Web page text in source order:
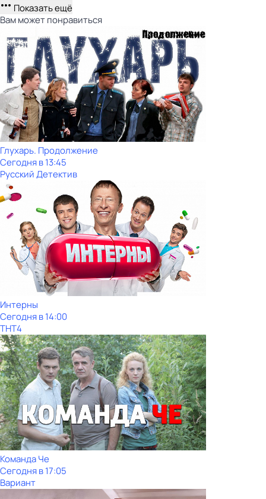
Показать ещё
Вам может понравиться
Глухарь. Продолжение
Сегодня в 13:45
Русский Детектив
Интерны
Сегодня в 14:00
ТНТ4
Команда Че
Сегодня в 17:05
Вариант